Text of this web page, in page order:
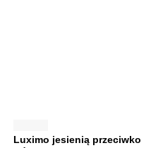
Luximo jesienią przeciwko